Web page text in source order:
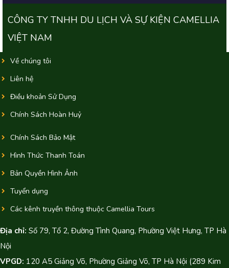
CÔNG TY TNHH DU LỊCH VÀ SỰ KIỆN CAMELLIA
VIỆT NAM
Về chúng tôi
Liên hệ
Điều khoản Sử Dụng
Chính Sách Hoàn Huỷ
Chính Sách Bảo Mật
Hình Thức Thanh Toán
Bản Quyền Hình Ảnh
Tuyển dụng
Các kênh truyền thông thuộc Camellia Tours
Địa chỉ: Số 79, Tổ 2, Đường Tình Quang, Phường Việt Hưng, TP Hà
Nội
VPGD: 120 A5 Giảng Võ, Phường Giảng Võ, TP Hà Nội (289 Kim